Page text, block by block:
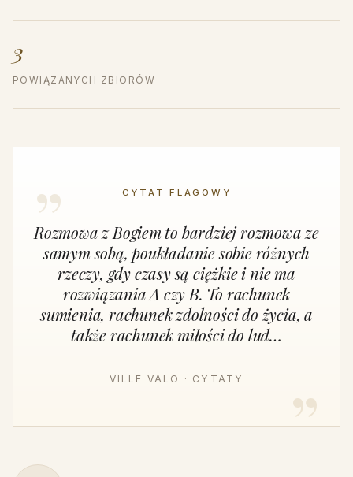
3
POWIĄZANYCH ZBIORÓW
CYTAT FLAGOWY
Rozmowa z Bogiem to bardziej rozmowa ze
samym sobą, poukładanie sobie różnych
rzeczy, gdy czasy są ciężkie i nie ma
rozwiązania A czy B. To rachunek
sumienia, rachunek zdolności do życia, a
także rachunek miłości do lud…
VILLE VALO · CYTATY